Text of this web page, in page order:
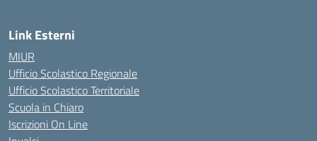
Link Esterni
MIUR
Ufficio Scolastico Regionale
Ufficio Scolastico Territoriale
Scuola in Chiaro
Iscrizioni On Line